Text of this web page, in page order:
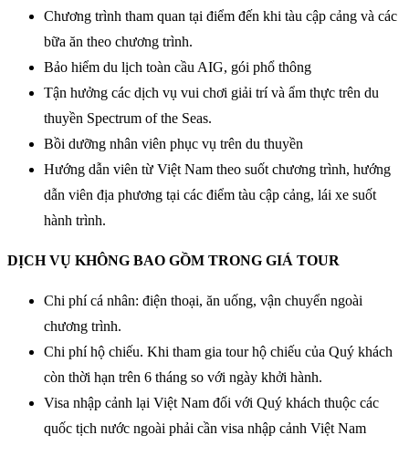
Chương trình tham quan tại điểm đến khi tàu cập cảng và các
bữa ăn theo chương trình.
Bảo hiểm du lịch toàn cầu AIG, gói phổ thông
Tận hưởng các dịch vụ vui chơi giải trí và ẩm thực trên du
thuyền Spectrum of the Seas.
Bồi dưỡng nhân viên phục vụ trên du thuyền
Hướng dẫn viên từ Việt Nam theo suốt chương trình, hướng
dẫn viên địa phương tại các điểm tàu cập cảng, lái xe suốt
hành trình.
DỊCH VỤ KHÔNG BAO GỒM TRONG GIÁ TOUR
Chi phí cá nhân: điện thoại, ăn uống, vận chuyển ngoài
chương trình.
Chi phí hộ chiếu. Khi tham gia tour hộ chiếu của Quý khách
còn thời hạn trên 6 tháng so với ngày khởi hành.
Visa nhập cảnh lại Việt Nam đối với Quý khách thuộc các
quốc tịch nước ngoài phải cần visa nhập cảnh Việt Nam